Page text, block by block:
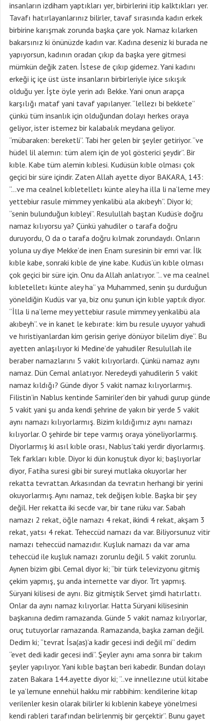
insanların izdiham yaptıkları yer, birbirlerini itip kalktıkları yer.
Tavafı hatırlayanlarınız bilirler, tavaf sırasında kadın erkek
birbirine karışmak zorunda başka çare yok. Namaz kılarken
bakarsınız ki önünüzde kadın var. Kadına deseniz ki burada ne
yapıyorsun, kadının oradan çıkıp da başka yere gitmesi
mümkün değik zaten. İstese de çıkıp gidemez. Yani kadını
erkeği iç içe üst üste insanların birbirleriyle iyice sıkışık
olduğu yer. İşte öyle yerin adı Bekke. Yani onun arapça
karşılığı mataf yani tavaf yapılanyer. “lellezı bi bekkete”
çünkü tüm insanlık için olduğundan dolayı herkes oraya
geliyor, ister istemez bir kalabalık meydana geliyor.
“mübaraken: bereketli”. Tabi her gelen bir şeyler getiriyor. “ve
hüdel lil alemın: tüm alem için de yol gösterici şeydir”. Bir
kıble. Kabe tüm alemin kıblesi. Kudüsün kıble olması çok
geçici bir süre içindir. Zaten Allah ayette diyor BAKARA, 143:
“…ve ma cealnel kıbletelletı künte aley ha illa li na’leme mey
yettebiur rasule mimmey yenkalibü ala akıbeyh”. Diyor ki;
“senin bulunduğun kıbleyi”. Resulullah baştan Kudüs’e doğru
namaz kılıyorsu ya? Çünkü yahudiler o tarafa doğru
duruyordu, O da o tarafa doğru kılmak zorundaydı. Onların
yoluna uy diye Mekke’de inen Enam suresinin bir emri var. İlk
kıble kabe, sonraki kıble de yine kabe. Kudüs’ün kıble olması
çok geçici bir süre için. Onu da Allah anlatıyor. “.. ve ma cealnel
kıbletelletı künte aley ha” ya Muhammed, senin şu durduğun
yöneldiğin Kudüs var ya, biz onu şunun için kıble yaptık diyor.
“İlla li na’leme mey yettebiur rasule mimmey yenkalibü ala
akıbeyh”. ve in kanet le kebırate: kim bu resule uyuyor yahudi
ve hıristiyanlardan kim gerisin geriye dönüyor bilelim diye”. Bu
ayetten anlaşılıyor ki Medine’de yahudiler Resulullah ile
beraber namazlarını 5 vakit kılıyorlardı. Çünkü namaz aynı
namaz. Dün Cemal anlatıyor. Neredeydi yahudilerin 5 vakit
namaz kıldığı? Günde diyor 5 vakit namaz kılıyorlarmış.
Filistin’in Nablus kentinde Samiriler’den bir yahudi gurup günde
5 vakit yani şu anda kendi şehrine de yakın bir yerde 5 vakit
aynı namazı kılıyorlarmış. Bizim kıldığımız aynı namazı
kılıyorlar. O şehirde bir tepe varmış oraya yöneliyorlarmış.
Diyorlarmış ki asıl kıble orası, Nablus’taki yerdir diyorlarmış.
Tek farkları kıble. Diyor ki dün konuştuk diyor ki; başlıyorlar
diyor, Fatiha suresi gibi bir sureyi mutlaka okuyorlar her
rekatta tevrattan. Arkasından da tevratın herhangi bir yerini
okuyorlarmış. Aynı namaz, tek değişen kıble. Başka bir şey
değil. Her rekatta iki secde var, bir tane rüku var. Sabah
namazı 2 rekat, öğle namazı 4 rekat, ikindi 4 rekat, akşam 3
rekat, yatsı 4 rekat. Teheccüd namazı da var. Biliyorsunuz vitir
namazı teheccüd namazıdır. Kuşluk namazı da var ama
teheccüd ile kuşluk namazı zorunlu değil. 5 vakit zorunlu.
Aynen bizim gibi. Cemal diyor ki; “bir türk televizyonu gitmiş
çekim yapmış, şu anda internette var diyor. Trt yapmış.
Süryani kilisesi de aynı. Biz gitmiştik Servet şimdi hatırlattı.
Onlar da aynı namaz kılıyorlar. Hatta Süryani kilisesinin
başkanına dedim ramazanda. Günde 5 vakit namaz kılıyorlar,
oruç tutuyorlar ramazanda. Ramazanda, başka zaman değil.
Dedim ki; “tevrat İsa(as)’a kadir gecesi indi değil mi” dedim
“evet dedi kadir gecesi indi”. Şeyler aynı ama sonra bir takım
şeyler yapılıyor. Yani kıble baştan beri kabedir. Bundan dolayı
zaten Bakara 144.ayette diyor ki; “..ve innellezıne utül kitabe
le ya’lemune ennehül hakku mir rabbihim: kendilerine kitap
verilenler kesin olarak bilirler ki kıblenin kabeye yönelmesi
kendi rableri tarafından belirlenmiş bir gerçektir”. Bunu gayet